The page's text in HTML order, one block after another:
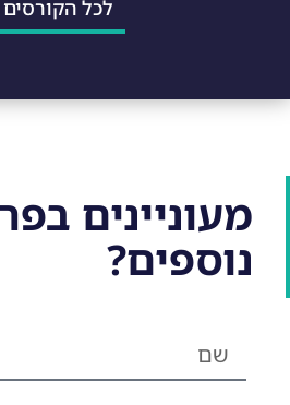
לכל
מעוניינים
נוספים?